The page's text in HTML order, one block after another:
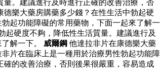
。建議進行及時進行正確的改善治療，否
樂大藥房購藥多少錢？在性生活中勃起硬
起功能障礙的常用藥物，下面一起來了解一
起硬度不夠，降低性生活質量。建議進行及
解一下。 威爾鋼 他達拉非片在康德樂大藥
片在臨床上是一種用於治療男性勃起功能障
的改善治療，否則後果很嚴重，容易造成